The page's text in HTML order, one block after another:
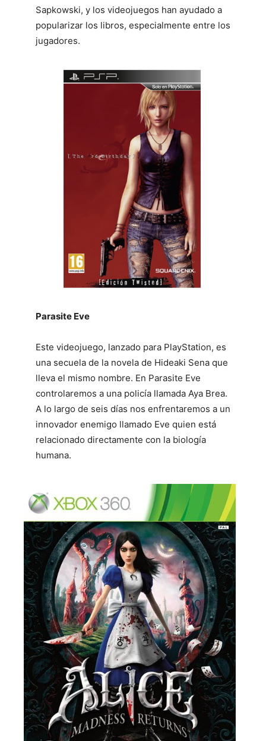
Sapkowski, y los videojuegos han ayudado a
popularizar los libros, especialmente entre los
jugadores.
Parasite Eve
Este videojuego, lanzado para PlayStation, es
una secuela de la novela de Hideaki Sena que
lleva el mismo nombre. En Parasite Eve
controlaremos a una policía llamada Aya Brea.
A lo largo de seis días nos enfrentaremos a un
innovador enemigo llamado Eve quien está
relacionado directamente con la biología
humana.